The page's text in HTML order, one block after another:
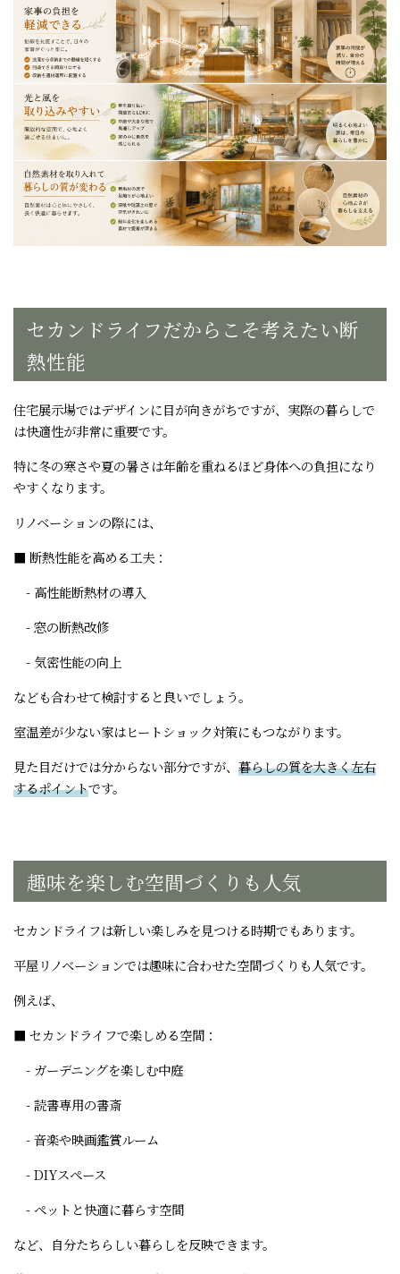
セカンドライフだからこそ考えたい断
熱性能
住宅展示場ではデザインに目が向きがちですが、実際の暮らしで
は快適性が非常に重要です。
特に冬の寒さや夏の暑さは年齢を重ねるほど身体への負担になり
やすくなります。
リノベーションの際には、
■ 断熱性能を高める工夫：
- 高性能断熱材の導入
- 窓の断熱改修
- 気密性能の向上
なども合わせて検討すると良いでしょう。
室温差が少ない家はヒートショック対策にもつながります。
見た目だけでは分からない部分ですが、 暮らしの質を大きく左右
するポイントです。
趣味を楽しむ空間づくりも人気
セカンドライフは新しい楽しみを見つける時期でもあります。
平屋リノベーションでは趣味に合わせた空間づくりも人気です。
例えば、
■ セカンドライフで楽しめる空間：
- ガーデニングを楽しむ中庭
- 読書専用の書斎
- 音楽や映画鑑賞ルーム
- DIYスペース
- ペットと快適に暮らす空間
など、自分たちらしい暮らしを反映できます。